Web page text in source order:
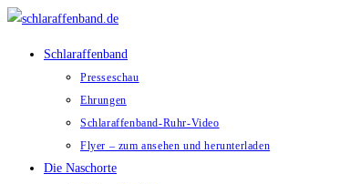
Zum
springen
Schlaraffenband
Presseschau
Ehrungen
Schlaraffenband-Ruhr-Video
Flyer – zum ansehen und herunterladen
Die Naschorte